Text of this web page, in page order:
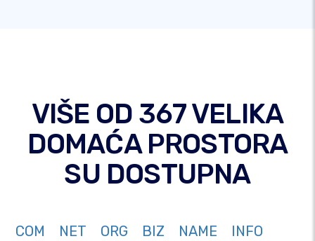
VIŠE OD 367 VELIKA
DOMAĆA PROSTORA
SU DOSTUPNA
COM NET ORG BIZ NAME
INFO